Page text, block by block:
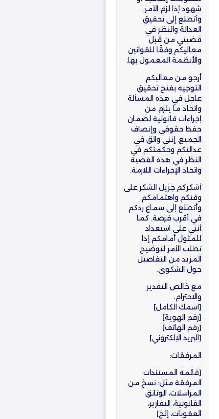
شهود إذا لزم الأمر،
وأتطلع إلى تحقيق
العدالة والنظر في
قضيتي من قبل
معاليكم وفقًا للقوانين
والأنظمة المعمول بها.
أرجو من معاليكم
التوجيه بفتح تحقيق
عاجل في هذه المسألة
واتخاذ ما يلزم من
إجراءات قانونية لضمان
حفظ حقوقي وإنصاف
الجميع. إنني واثق في
عدالتكم وحكمتكم في
النظر في هذه القضية
واتخاذ الإجراءات اللازمة.
أشكركم جزيل الشكر على
وقتكم واهتمامكم،
وأتطلع إلى سماع ردكم
في أقرب فرصة. كما
أنني على استعداد
للمثول أمامكم إذا
تطلب الأمر لتوضيح
المزيد من التفاصيل
حول الشكوى.
مع خالص التقدير
والاحترام،
[اسمك الكامل]
[رقم الهوية]
[رقم الهاتف]
[البريد الإلكتروني]
المرفقات:
[قائمة المستندات
المرفقة مثل: نسخ من
المراسلات، الوثائق
القانونية، التقارير،
العقوبات، إلخ]